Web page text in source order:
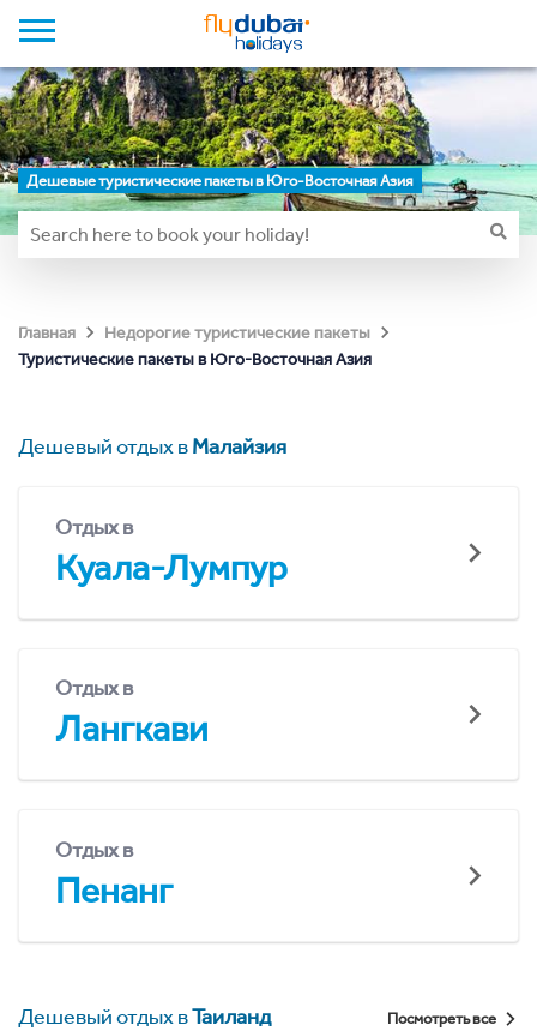
Дешевые туристические пакеты в Юго-Восточная Азия
Главная
Недорогие туристические пакеты
Туристические пакеты в Юго-Восточная Азия
Дешевый отдых вМалайзия
Отдых в
Куала-Лумпур
Отдых в
Лангкави
Отдых в
Пенанг
Дешевый отдых вТаиланд Посмотреть все